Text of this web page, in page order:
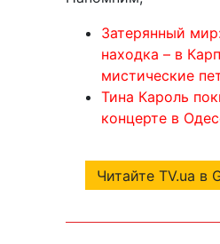
Затерянный
находка – в
мистические
Тина Кароль
концерте в
Читайте TV.ua в